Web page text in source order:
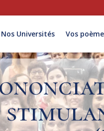
Nos Universités Vos